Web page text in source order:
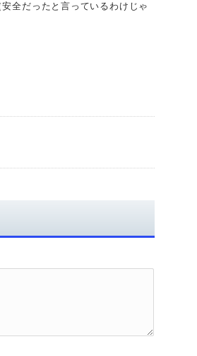
全だったと言っているわけじゃ